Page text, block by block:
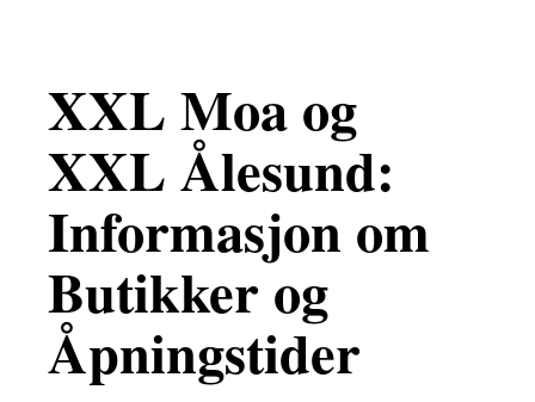
XXL Moa og
XXL Ålesund:
Informasjon om
Butikker og
Åpningstider